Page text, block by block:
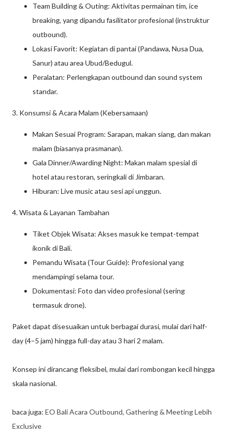
Team Building & Outing: Aktivitas permainan tim, ice
breaking, yang dipandu fasilitator profesional (instruktur
outbound).
Lokasi Favorit: Kegiatan di pantai (Pandawa, Nusa Dua,
Sanur) atau area Ubud/Bedugul.
Peralatan: Perlengkapan outbound dan sound system
standar.
3. Konsumsi & Acara Malam (Kebersamaan)
Makan Sesuai Program: Sarapan, makan siang, dan makan
malam (biasanya prasmanan).
Gala Dinner/Awarding Night: Makan malam spesial di
hotel atau restoran, seringkali di Jimbaran.
Hiburan: Live music atau sesi api unggun.
4. Wisata & Layanan Tambahan
Tiket Objek Wisata: Akses masuk ke tempat-tempat
ikonik di Bali.
Pemandu Wisata (Tour Guide): Profesional yang
mendampingi selama tour.
Dokumentasi: Foto dan video profesional (sering
termasuk drone).
Paket dapat disesuaikan untuk berbagai durasi, mulai dari half-
day (4–5 jam) hingga full-day atau 3 hari 2 malam.
Konsep ini dirancang fleksibel, mulai dari rombongan kecil hingga
skala nasional.
baca juga: EO Bali Acara Outbound, Gathering & Meeting Lebih
Exclusive